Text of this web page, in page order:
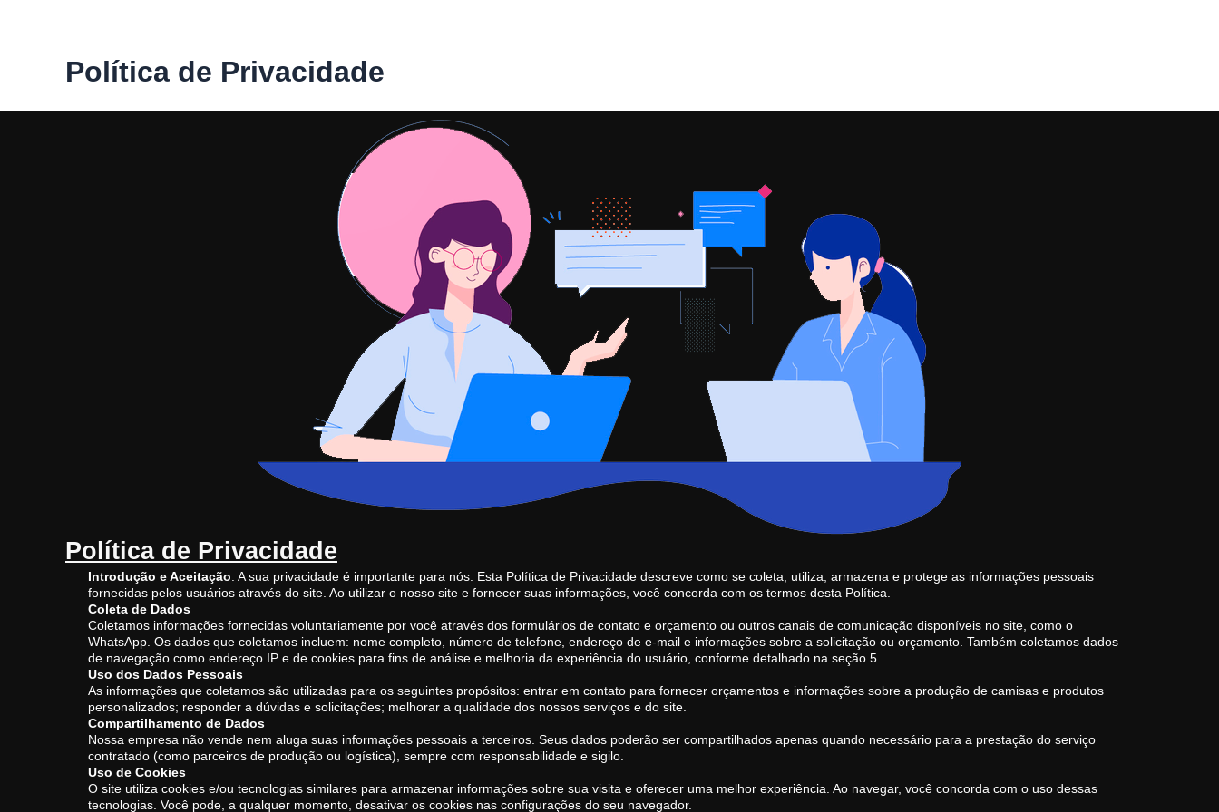
Política de Privacidade
Política de Privacidade
Introdução e Aceitação: A sua privacidade é importante para nós. Esta Política de Privacidade descreve como se coleta, utiliza, armazena e protege as informações pessoais
fornecidas pelos usuários através do site. Ao utilizar o nosso site e fornecer suas informações, você concorda com os termos desta Política.
Coleta de Dados
Coletamos informações fornecidas voluntariamente por você através dos formulários de contato e orçamento ou outros canais de comunicação disponíveis no site, como o
WhatsApp. Os dados que coletamos incluem: nome completo, número de telefone, endereço de e-mail e informações sobre a solicitação ou orçamento. Também coletamos dados
de navegação como endereço IP e de cookies para fins de análise e melhoria da experiência do usuário, conforme detalhado na seção 5.
Uso dos Dados Pessoais
As informações que coletamos são utilizadas para os seguintes propósitos: entrar em contato para fornecer orçamentos e informações sobre a produção de camisas e produtos
personalizados; responder a dúvidas e solicitações; melhorar a qualidade dos nossos serviços e do site.
Compartilhamento de Dados
Nossa empresa não vende nem aluga suas informações pessoais a terceiros. Seus dados poderão ser compartilhados apenas quando necessário para a prestação do serviço
contratado (como parceiros de produção ou logística), sempre com responsabilidade e sigilo.
Uso de Cookies
O site utiliza cookies e/ou tecnologias similares para armazenar informações sobre sua visita e oferecer uma melhor experiência. Ao navegar, você concorda com o uso dessas
tecnologias. Você pode, a qualquer momento, desativar os cookies nas configurações do seu navegador.